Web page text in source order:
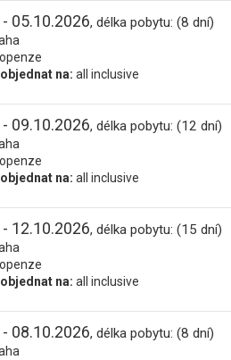
05.10.2026, délka pobytu: (8 dní)
na: all inclusive
09.10.2026, délka pobytu: (12 dní)
na: all inclusive
12.10.2026, délka pobytu: (15 dní)
na: all inclusive
08.10.2026, délka pobytu: (8 dní)